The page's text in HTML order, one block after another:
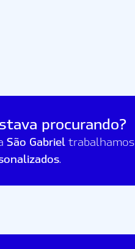
procurando?
São Gabriel trabalhamos
.